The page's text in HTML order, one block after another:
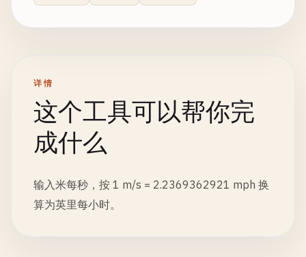
详情
这个工具可以帮你完
成什么
输入米每秒，按 1 m/s = 2.2369362921 mph 换
算为英里每小时。